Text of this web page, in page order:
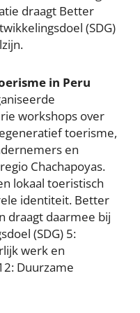
draagt Better
(SDG)
in Peru
workshops over
toerisme,
en
Chachapoyas.
lokaal toeristisch
identiteit. Better
draagt daarmee bij
(SDG) 5:
werk en
Duurzame